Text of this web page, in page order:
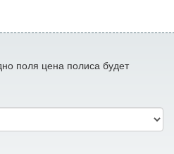
поля цена полиса будет